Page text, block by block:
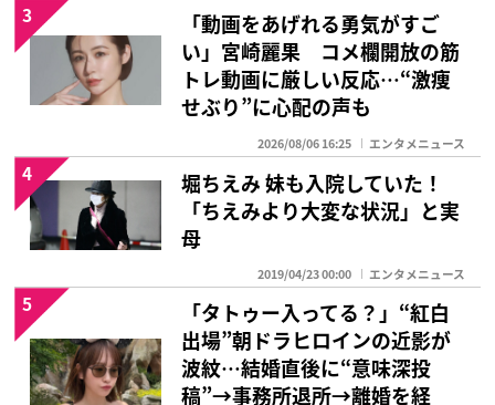
「動画をあげれる勇気がすご
い」宮崎麗果 コメ欄開放の筋
トレ動画に厳しい反応…“激痩
せぶり”に心配の声も
2026/08/06 16:25 エンタメニュース
3
堀ちえみ 妹も入院していた！
「ちえみより大変な状況」と実
母
2019/04/23 00:00 エンタメニュース
4
「タトゥー入ってる？」“紅白
出場”朝ドラヒロインの近影が
波紋…結婚直後に“意味深投
稿”→事務所退所→離婚を経
5